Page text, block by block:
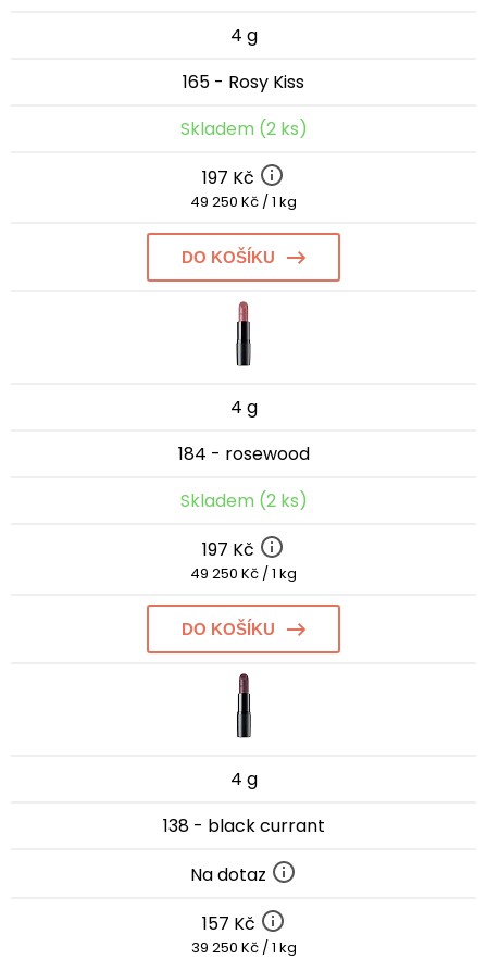
4 g
165 - Rosy Kiss
Skladem (2 ks)
197 Kč
49 250 Kč / 1 kg
DO KOŠÍKU
4 g
184 - rosewood
Skladem (2 ks)
197 Kč
49 250 Kč / 1 kg
DO KOŠÍKU
4 g
138 - black currant
Na dotaz
157 Kč
39 250 Kč / 1 kg